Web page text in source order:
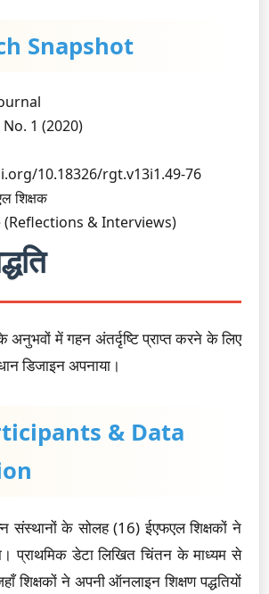
Snapshot
1 (2020)
10.18326/rgt.v13i1.49-76
शिक्षक
& Interviews)
अनुभवों में गहन अंतर्दृष्टि प्राप्त करने के लिए
डिजाइन अपनाया।
& Data
संस्थानों के सोलह (16) ईएफएल शिक्षकों ने
प्राथमिक डेटा लिखित चिंतन के माध्यम से
शिक्षकों ने अपनी ऑनलाइन शिक्षण पद्धतियों